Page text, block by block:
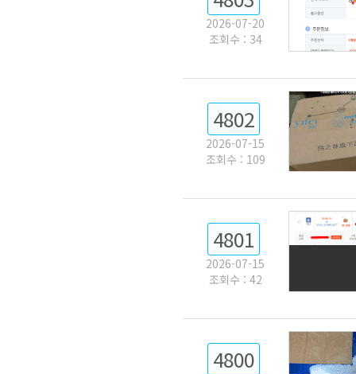
2026-07-20
조회수 : 34
4802
2026-07-15
조회수 : 109
4801
2026-07-15
조회수 : 42
4800